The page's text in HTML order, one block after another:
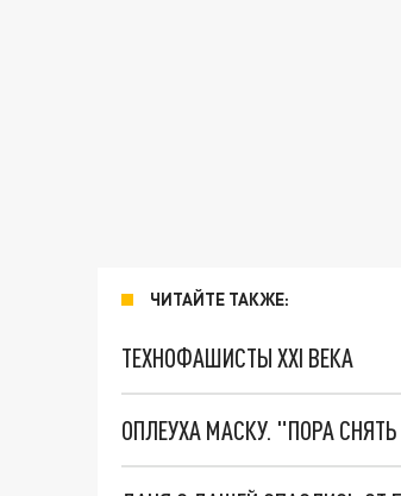
ЧИТАЙТЕ ТАКЖЕ:
ТЕХНОФАШИСТЫ XXI ВЕКА
ОПЛЕУХА МАСКУ. "ПОРА